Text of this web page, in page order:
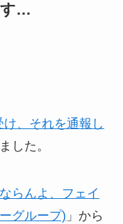
す…
、それを通報し
した。
らんよ、フェイ
グループ) 」から